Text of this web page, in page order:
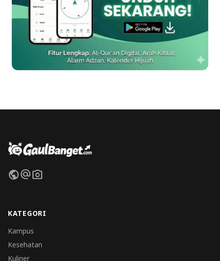
publicalternate_emailphoto_camera
KATEGORI
Kampus
Kesehatan
Kuliner